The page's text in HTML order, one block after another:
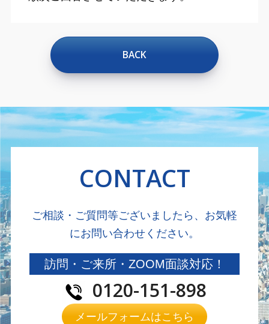
BACK
CONTACT
ご相談・ご質問等ございましたら、お気軽
にお問い合わせください。
訪問・ご来所・ZOOM面談対応！
0120-151-898
メールフォームはこちら